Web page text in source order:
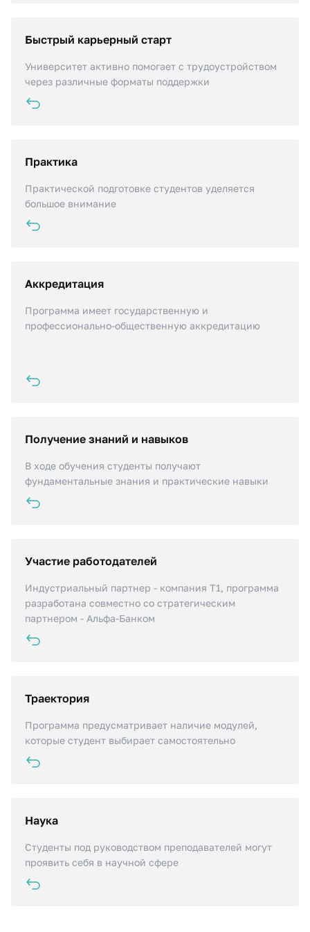
Быстрый карьерный старт
Университет активно помогает с трудоустройством
через различные форматы поддержки
Центр карьеры предлагает более 100 актуальных
Практика
Практической подготовке студентов уделяется
большое внимание
Студенты проходят практику в ведущих банках,
производственных и IT компаниях
Аккредитация
Программа имеет государственную и
профессионально-общественную аккредитацию
Программа разработана совместно с отраслевыми
стандартам качества. Более того, государственная
аккредитация и наличие ВУЦа позволяет без отрыва
Получение знаний и навыков
В ходе обучения студенты получают
фундаментальные знания и практические навыки
Обучение на программе обеспечивает получение
внедрения цифровых технологий
Участие работодателей
Индустриальный партнер - компания Т1, программа
разработана совместно со стратегическим
партнером - Альфа-Банком
Программа обучения составлена и актуализируется
Траектория
Программа предусматривает наличие модулей,
которые студент выбирает самостоятельно
Возможность построения индивидуальной
Наука
Студенты под руководством преподавателей могут
проявить себя в научной сфере